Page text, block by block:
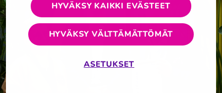
HYVÄKSY KAIKKI EVÄSTEET
HYVÄKSY VÄLTTÄMÄTTÖMÄT
ASETUKSET